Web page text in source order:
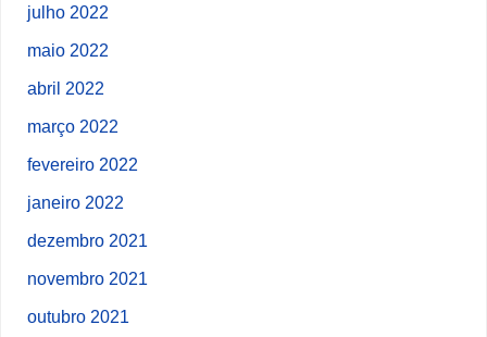
julho 2022
maio 2022
abril 2022
março 2022
fevereiro 2022
janeiro 2022
dezembro 2021
novembro 2021
outubro 2021